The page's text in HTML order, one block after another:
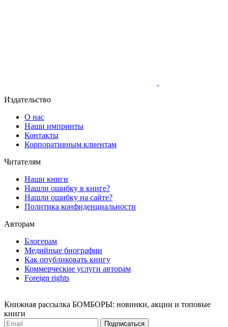
Издательство
О нас
Наши импринты
Контакты
Корпоративным клиентам
Читателям
Наши книги
Нашли ошибку в книге?
Нашли ошибку на сайте?
Политика конфиденциальности
Авторам
Блогерам
Медийные биографии
Как опубликовать книгу
Коммерческие услуги авторам
Foreign rights
Книжная рассылка БОМБОРЫ: новинки, акции и топовые
книги
Подписаться